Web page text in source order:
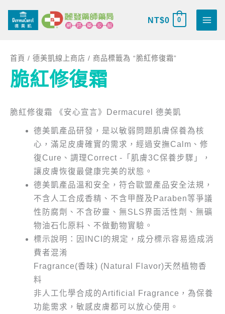
NT$0 0
首頁 / 德美凱線上商店 / 商品標籤為 “脆紅修復霜”
脆紅修復霜
脆紅修復霜 《安心宣言》Dermacurel 德美凱
德美凱產品研發，是以敏弱問題肌膚保養為核
心，滿足皮膚確實的需求，經過安撫Calm、修
復Cure、調理Correct -「肌膚3C保養步驟」，
讓皮膚恢復最健康完美的狀態。
德美凱產品溫和安全，符合歐盟產品安全法規，
不含人工合成香精、不含甲醛及Paraben等爭議
性防腐劑、不含矽靈、無SLS界面活性劑、無礦
物油石化原料、不做動物實驗。
標示說明：因INCI的規定，成分標示容易造成消
費者混淆
Fragrance(香味) (Natural Flavor)天然植物香
料
非人工化學合成的Artificial Fragrance，為保養
功能需求，敏感皮膚都可以放心使用。
尋
鍵
字
: